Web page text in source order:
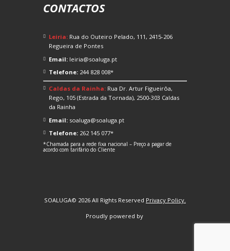
CONTACTOS
Leiria: Rua do Outeiro Pelado, 111, 2415-206
Regueira de Pontes
Email: leiria@soaluga.pt
Telefone: 244 828 008*
Caldas da Rainha: Rua Dr. Artur Figueirôa,
Rego, 105 (Estrada da Tornada), 2500-303 Caldas
da Rainha
Email: soaluga@soaluga.pt
Telefone: 262 145 077*
*Chamada para a rede fixa nacional – Preço a pagar de
acordo com tarifário do Cliente
SOALUGA© 2026 All Rights Reserved Privacy Policy.
Proudly powered by